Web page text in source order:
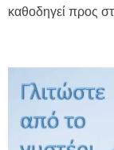
καθοδηγεί προς